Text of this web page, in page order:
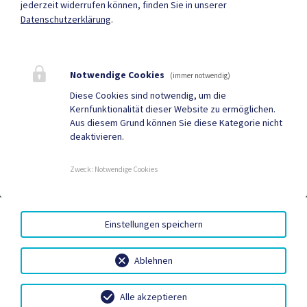
Quicklinks
Tourismus
Gemeindezeitung
AMTSSIGNATUR BARRIEREFREIHEIT
SITEMAP|IMPRESSUM
jederzeit widerrufen können, finden Sie in unserer
Datenschutzerklärung.
Notwendige Cookies (immer notwendig)
Diese Cookies sind notwendig, um die
Kernfunktionalität dieser Website zu ermöglichen.
Aus diesem Grund können Sie diese Kategorie nicht
deaktivieren.
Zweck: Notwendige Cookies
Ablehnen
Einstellungen speichern
Alle akzeptieren